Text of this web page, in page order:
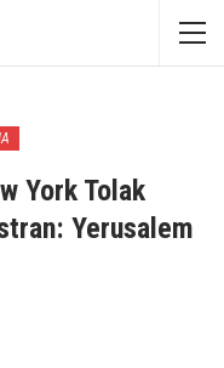
York Tolak
Yerusalem